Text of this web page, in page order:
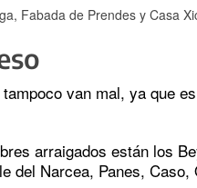
Fabada de Prendes y Casa
van mal, ya que
arraigados están los
del Narcea, Panes, Caso,